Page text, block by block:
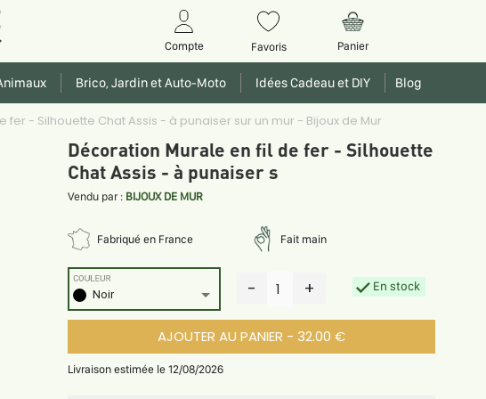
Compte Favoris Panier
Brico, Jardin et Auto-Moto Idées Cadeau et DIY Blog
fer - Silhouette Chat Assis - à punaiser sur un mur - Bijoux de Mur
Décoration Murale en fil de fer - Silhouette
Chat Assis - à punaiser s
Vendu par : BIJOUX DE MUR
Fabriqué en France Fait main
Noir
COULEUR - 1 + En stock
AJOUTER AU PANIER - 32.00 €
Livraison estimée le 12/08/2026